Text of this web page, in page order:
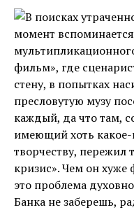
момент
фильм», где
стену, в попытках
пресловутую музу
каждый, да что там,
имеющий хоть
творчеству, пережил
кризис». Чем он хуже
это проблема
Банка не заберешь,